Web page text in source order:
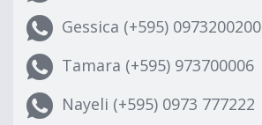
Gessica (+595) 0973200200
Tamara (+595) 973700006
Nayeli (+595) 0973 777222